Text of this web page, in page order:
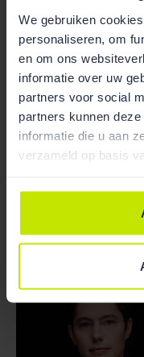
We gebruiken
personaliseren, om
en om ons
informatie over uw
partners voor social
partners kunnen
informatie die u aan
verzameld op basis
bouwwerk zelf
vergunningvrij deel.
bijbehorende
functioneel laten
een ruimte van een
vergunningplichtig
hoofdgebouw en
onderdeel is van